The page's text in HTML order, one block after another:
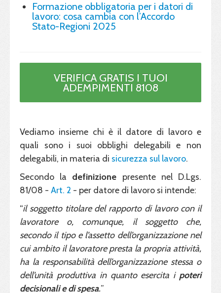
Formazione obbligatoria per i datori di
lavoro: cosa cambia con l’Accordo
Stato-Regioni 2025
VERIFICA GRATIS I TUOI
ADEMPIMENTI 8108
Vediamo insieme chi è il datore di lavoro e
quali sono i suoi obblighi delegabili e non
delegabili, in materia di sicurezza sul lavoro.
Secondo la definizione presente nel D.Lgs.
81/08 - Art. 2 - per datore di lavoro si intende:
“il soggetto titolare del rapporto di lavoro con il
lavoratore o, comunque, il soggetto che,
secondo il tipo e l’assetto dell’organizzazione nel
cui ambito il lavoratore presta la propria attività,
ha la responsabilità dell’organizzazione stessa o
dell’unità produttiva in quanto esercita i poteri
decisionali e di spesa.”